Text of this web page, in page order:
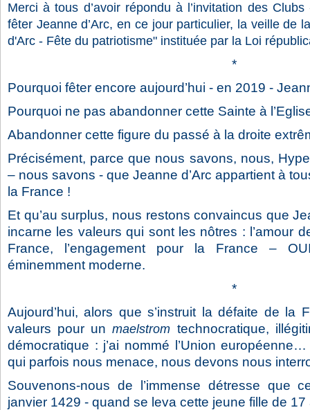
Merci à tous d’avoir répondu à l’invitation des
fêter Jeanne d’Arc, en ce jour particulier, la veille de
d'Arc - Fête du patriotisme" instituée par la Loi
*
Pourquoi fêter encore aujourd’hui - en 2019 -
Pourquoi ne pas abandonner cette Sainte à
Abandonner cette figure du passé à la droite
Précisément, parce que nous savons, nous,
– nous savons - que Jeanne d’Arc appartient à
la France !
Et qu’au surplus, nous restons convaincus que
incarne les valeurs qui sont les nôtres : l’amour
France, l’engagement pour la France –
éminemment moderne.
*
Aujourd’hui, alors que s’instruit la défaite de la
valeurs pour unmaelstrom technocratique,
démocratique : j’ai nommé l’Union
qui parfois nous menace, nous devons nous
Souvenons-nous de l’immense détresse que
janvier 1429 - quand se leva cette jeune fille de 17